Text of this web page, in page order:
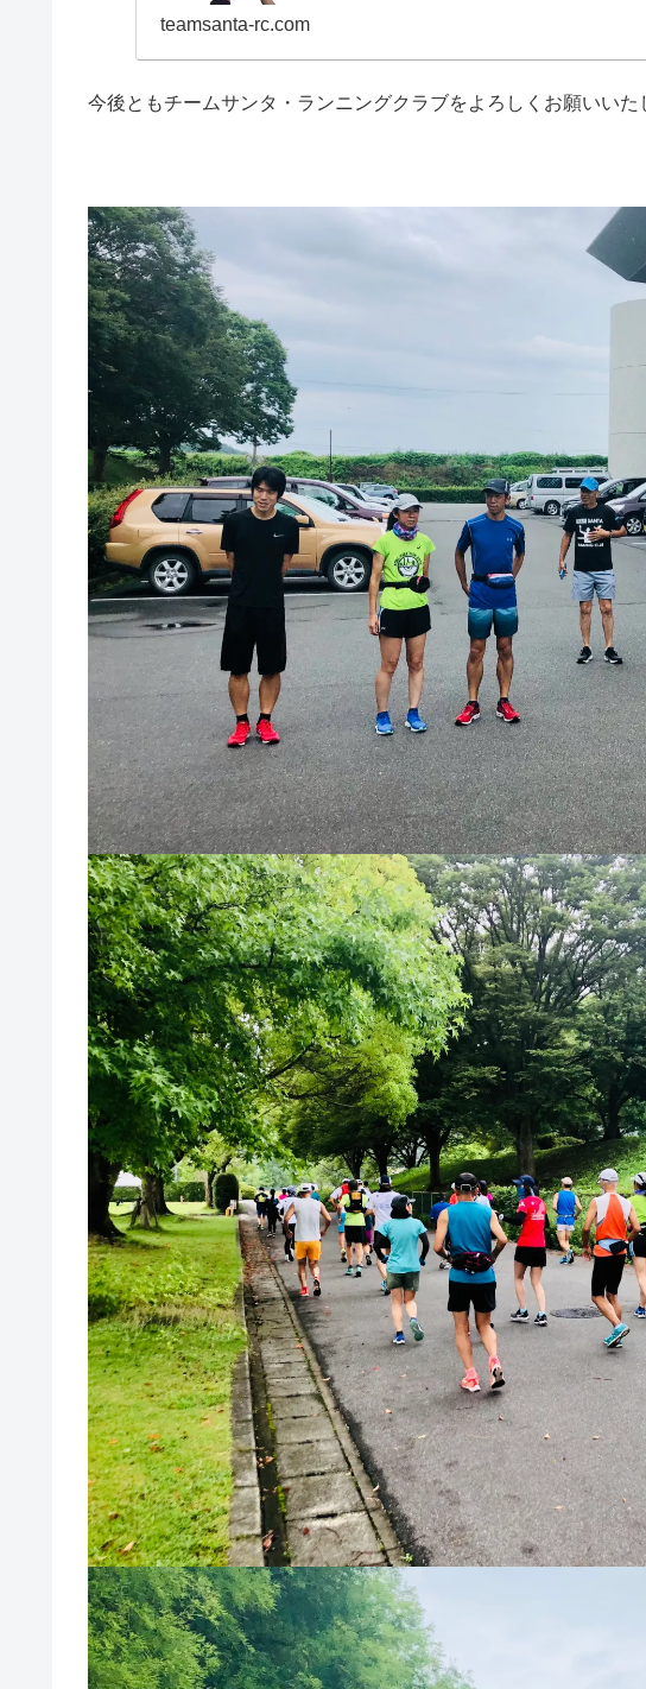
teamsanta-rc.com
今後ともチームサンタ・ランニングクラブをよろしくお願いいた